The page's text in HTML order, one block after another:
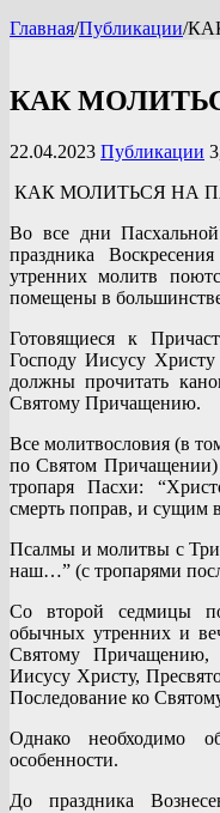
Главная/Публикации/
КАК
22.04.2023 Публикации
КАК МОЛИТЬСЯ НА
Во все дни
праздника
утренних молитв
помещены в
Готовящиеся к
Господу Иисусу
должны прочитать
Святому Причащению.
Все молитвословия (в
по Святом Причащении)
тропаря Пасхи:
смерть поправ, и сущим
Псалмы и молитвы с
наш…” (с тропарями
Со второй седмицы
обычных утренних и
Святому Причащению,
Иисусу Христу,
Последование ко
Однако необходимо
особенности.
До праздника